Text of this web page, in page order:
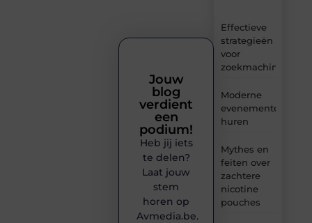
Effectieve
strategieën
voor
Moderne
evenementenvloer
huren
Mythes en
feiten over
zachtere
nicotine
pouches
Jouw
blog
verdient
een
podium!
Heb jij iets
te delen?
Laat jouw
stem
horen op
Avmedia.be.